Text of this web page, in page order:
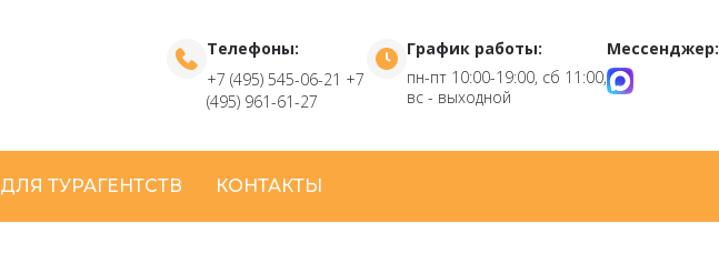
Телефоны:
+7 (495) 545-06-21 +7
(495) 961-61-27
График работы:
пн-пт 10:00-19:00, сб 11:00,
вс - выходной
Мессенджер:
ДЛЯ ТУРАГЕНТСТВ КОНТАКТЫ